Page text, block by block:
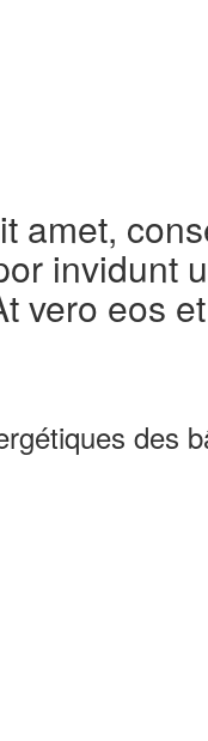
amet,
invidunt
vero eos
des